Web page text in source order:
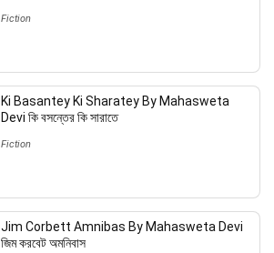
Fiction
Ki Basantey Ki Sharatey By Mahasweta
Devi কি বসন্তের কি সারাতে
Fiction
Jim Corbett Amnibas By Mahasweta Devi
জিম করবেট অমনিবাস